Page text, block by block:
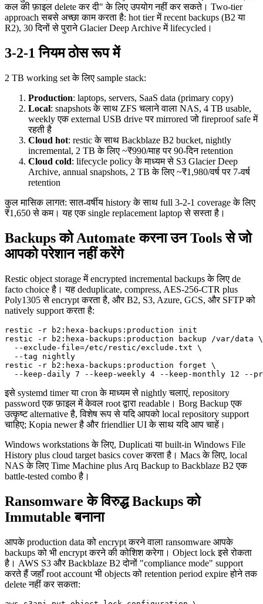
कल की फ़ाइल delete कर दी" के लिए उपयोग नहीं कर सकते। Two-tier
approach सबसे अच्छा काम करता है: hot tier में recent backups (B2 या
R2), 30 दिनों से पुराने Glacier Deep Archive में lifecycled।
3-2-1 नियम ठोस रूप में
2 TB working set के लिए sample stack:
Production: laptops, servers, SaaS data (primary copy)
Local: snapshots के साथ ZFS चलाने वाला NAS, 4 TB usable,
weekly एक external USB drive पर mirrored जो fireproof safe में
रहती है
Cloud hot: restic के साथ Backblaze B2 bucket, nightly
incremental, 2 TB के लिए ~₹990/माह पर 90-दिन retention
Cloud cold: lifecycle policy के माध्यम से S3 Glacier Deep
Archive, annual snapshots, 2 TB के लिए ~₹1,980/वर्ष पर 7-वर्ष
retention
कुल मासिक लागत: सात-वर्षीय history के साथ full 3-2-1 coverage के लिए
₹1,650 से कम। यह एक single replacement laptop से सस्ता है।
Backups को Automate करना उन Tools से जो
आपको परेशान नहीं करेंगे
Restic object storage में encrypted incremental backups के लिए de
facto choice है। यह deduplicate, compress, AES-256-CTR plus
Poly1305 से encrypt करता है, और B2, S3, Azure, GCS, और SFTP को
natively support करता है:
restic -r b2:hexa-backups:production init
restic -r b2:hexa-backups:production backup /var/data \
  --exclude-file=/etc/restic/exclude.txt \
  --tag nightly
restic -r b2:hexa-backups:production forget \
इसे systemd timer या cron के माध्यम से nightly चलाएं, repository
password एक फ़ाइल में केवल root द्वारा readable। Borg Backup एक
उत्कृष्ट alternative है, विशेष रूप से यदि आपको local repository support
चाहिए; Kopia newer है और friendlier UI के साथ यदि आप चाहें।
Windows workstations के लिए, Duplicati या built-in Windows File
History plus cloud target basics cover करता है। Macs के लिए, local
NAS के लिए Time Machine plus Arq Backup to Backblaze B2 एक
battle-tested combo है।
Ransomware के विरुद्ध Backups को
Immutable बनाना
आपके production data को encrypt करने वाला ransomware आपके
backups को भी encrypt करने की कोशिश करेगा। Object lock इसे रोकता
है। AWS S3 और Backblaze B2 दोनों "compliance mode" support
करते हैं जहाँ root account भी objects को retention period expire होने तक
delete नहीं कर सकता: